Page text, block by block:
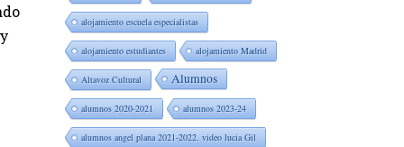
alojamiento escuela especialistas
alojamiento estudiantes alojamiento Madrid
Altavoz Cultural Alumnos
alumnos 2020-2021 alumnos 2023-24
alumnos angel plana 2021-2022. video lucia Gil